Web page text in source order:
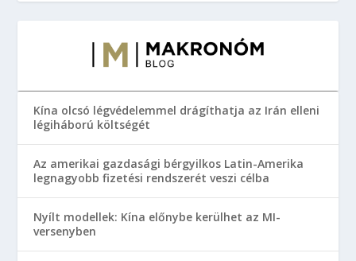
Kína olcsó légvédelemmel drágíthatja az Irán elleni
légiháború költségét
Az amerikai gazdasági bérgyilkos Latin-Amerika
legnagyobb fizetési rendszerét veszi célba
Nyílt modellek: Kína előnybe kerülhet az MI-
versenyben